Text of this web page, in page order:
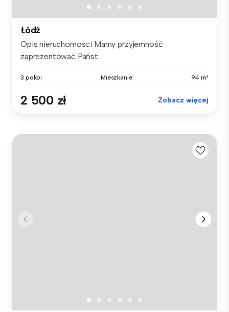
Łódź
Opis nieruchomości Mamy przyjemność
zaprezentować Państ...
3 pokoi Mieszkanie 94 m²
2 500 zł Zobacz więcej